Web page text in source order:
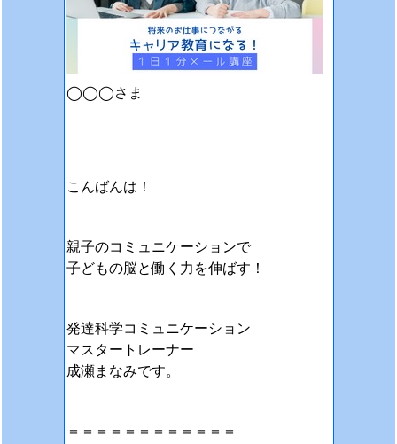
◯◯◯さま
こんばんは！
親子のコミュニケーションで
子どもの脳と働く力を伸ばす！
発達科学コミュニケーション
マスタートレーナー
成瀬まなみです。
＝＝＝＝＝＝＝＝＝＝＝＝